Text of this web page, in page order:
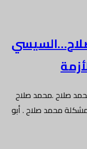
صلاح .محمد صلاح
محمد صلاح . أبو